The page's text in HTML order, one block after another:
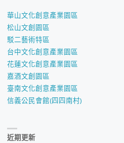
華山文化創意產業園區
松山文創園區
駁二藝術特區
台中文化創意產業園區
花蓮文化創意產業園區
嘉酒文創園區
臺南文化創意產業園區
信義公民會館(四四南村)
近期更新